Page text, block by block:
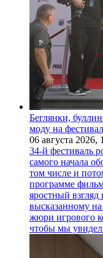
Беглянки,
моду на
06 августа 2026,
34-й фестиваль
самого начала
том числе и
программе
яростный
высказанному
жюри игрового
чтобы мы